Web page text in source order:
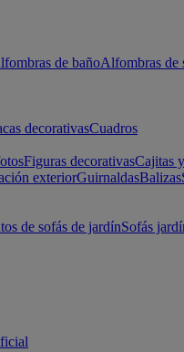
de bañoAlfombras de
decorativasCuadros
Figuras decorativasCajitas
exteriorGuirnaldasBalizas
de sofás de jardínSofás